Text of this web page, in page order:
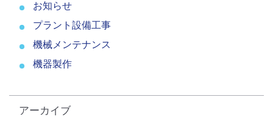
お知らせ
プラント設備工事
機械メンテナンス
機器製作
アーカイブ